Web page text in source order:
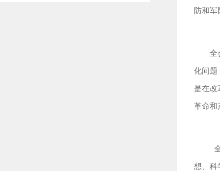
防和
全
化问题
是在改
革命和
想、科